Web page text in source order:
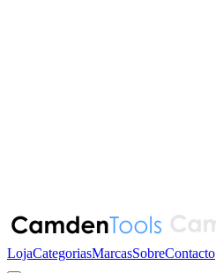
LojaCategoriasMarcasSobreContacto